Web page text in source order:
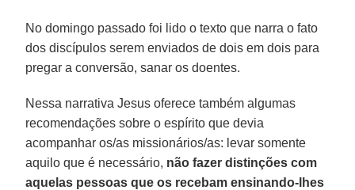
No domingo passado foi lido o texto que narra o fato
dos discípulos serem enviados de dois em dois para
pregar a conversão, sanar os doentes.
Nessa narrativa Jesus oferece também algumas
recomendações sobre o espírito que devia
acompanhar os/as missionários/as: levar somente
aquilo que é necessário, não fazer distinções com
aquelas pessoas que os recebam ensinando-lhes